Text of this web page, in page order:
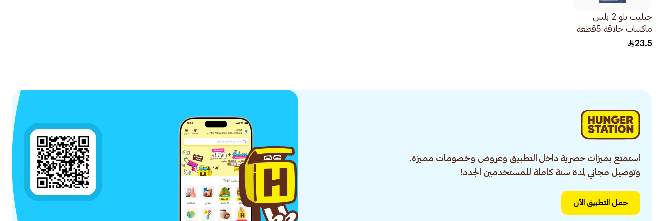
جيليت بلو 2 بلس
ماكينات حلاقة 5قطعة
23.5
استمتع بميزات حصرية داخل التطبيق وعروض وخصومات مميزة.
وتوصيل مجاني لمدة سنة كاملة للمستخدمين الجدد!
حمل التطبيق الآن